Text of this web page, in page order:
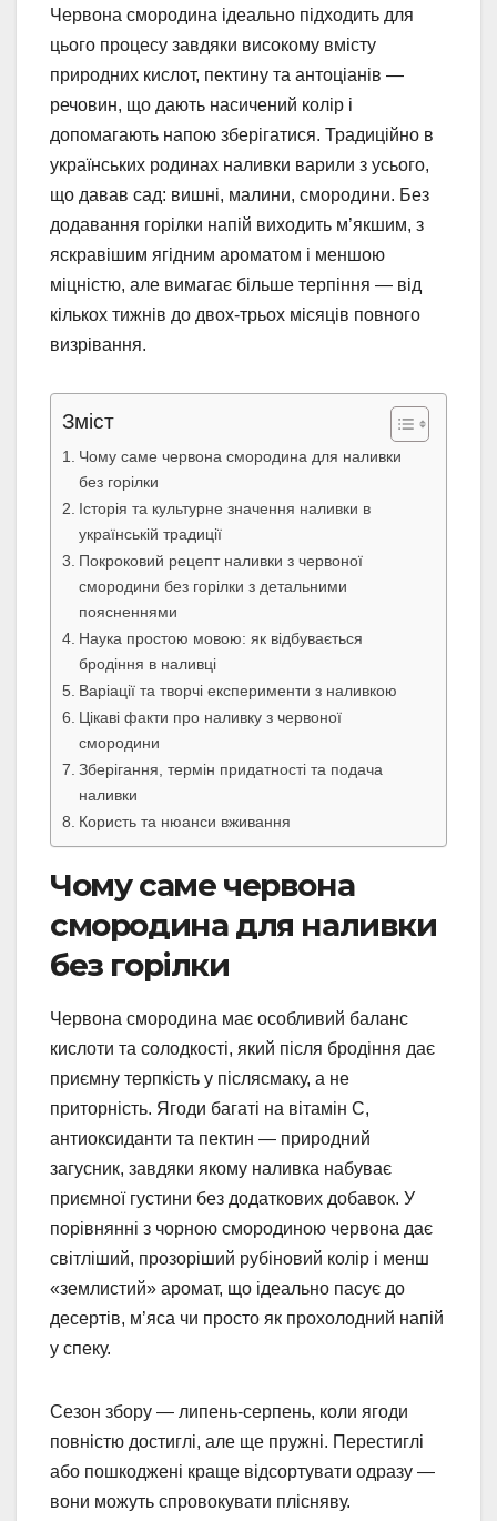
Червона смородина ідеально підходить для
цього процесу завдяки високому вмісту
природних кислот, пектину та антоціанів —
речовин, що дають насичений колір і
допомагають напою зберігатися. Традиційно в
українських родинах наливки варили з усього,
що давав сад: вишні, малини, смородини. Без
додавання горілки напій виходить м’якшим, з
яскравішим ягідним ароматом і меншою
міцністю, але вимагає більше терпіння — від
кількох тижнів до двох-трьох місяців повного
визрівання.
Зміст
Чому саме червона смородина для наливки
без горілки
Історія та культурне значення наливки в
українській традиції
Покроковий рецепт наливки з червоної
смородини без горілки з детальними
поясненнями
Наука простою мовою: як відбувається
бродіння в наливці
Варіації та творчі експерименти з наливкою
Цікаві факти про наливку з червоної
смородини
Зберігання, термін придатності та подача
наливки
Користь та нюанси вживання
Чому саме червона
смородина для наливки
без горілки
Червона смородина має особливий баланс
кислоти та солодкості, який після бродіння дає
приємну терпкість у післясмаку, а не
приторність. Ягоди багаті на вітамін С,
антиоксиданти та пектин — природний
загусник, завдяки якому наливка набуває
приємної густини без додаткових добавок. У
порівнянні з чорною смородиною червона дає
світліший, прозоріший рубіновий колір і менш
«землистий» аромат, що ідеально пасує до
десертів, м’яса чи просто як прохолодний напій
у спеку.
Сезон збору — липень-серпень, коли ягоди
повністю достиглі, але ще пружні. Перестиглі
або пошкоджені краще відсортувати одразу —
вони можуть спровокувати плісняву.